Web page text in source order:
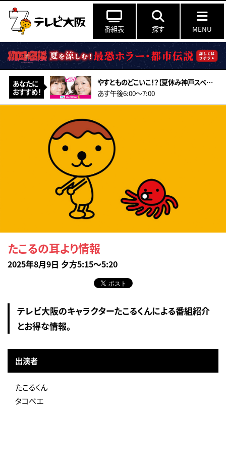
番組表 探す MENU
あなたに
おすすめ！
やすとものどこいこ！？【夏休み神戸スペシャル！こだわり食材＆アート作り体験】
あす午後6:00〜7:00
たこるの耳より情報
2025年8月9日 夕方5:15～5:20
テレビ大阪のキャラクターたこるくんによる番組紹介
とお得な情報。
出演者
たこるくん
タコベエ